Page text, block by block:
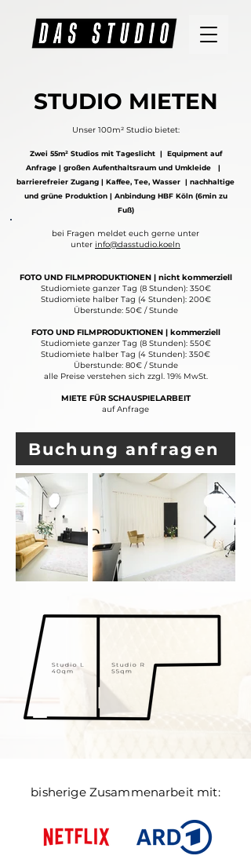
STUDIO MIETEN
Unser 100m² Studio bietet:
Zwei 55m² Studios mit Tageslicht | Equipment auf
Anfrage | großen Aufenthaltsraum und Umkleide
|
barrierefreier Zugang | Kaffee, Tee, Wasser | nachhaltige
und grüne Produktion | Anbindung HBF Köln (6min zu
Fuß)
bei Fragen meldet euch gerne unter
unter info@dasstudio.koeln
FOTO UND FILMPRODUKTIONEN | nicht kommerziell
Studiomiete ganzer Tag (8 Stunden): 350€
Studiomiete halber Tag (4 Stunden): 200€
Überstunde: 50€ / Stunde
FOTO UND FILMPRODUKTIONEN | kommerziell
Studiomiete ganzer Tag (8 Stunden): 550€
Studiomiete halber Tag (4 Stunden): 350€
Überstunde: 80€ / Stunde
alle Preise verstehen sich zzgl. 19% MwSt.
MIETE FÜR SCHAUSPIELARBEIT
auf Anfrage
Buchung anfragen
bisherige Zusammenarbeit mit: